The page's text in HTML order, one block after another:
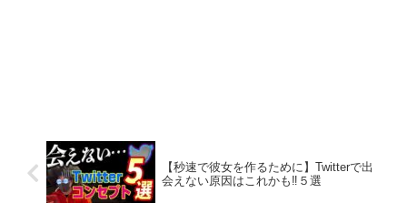
【秒速で彼女を作るために】Twitterで出
会えない原因はこれかも‼︎５選